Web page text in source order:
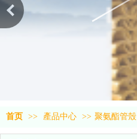
首页 >> 產品中心 >> 聚氨酯管殼